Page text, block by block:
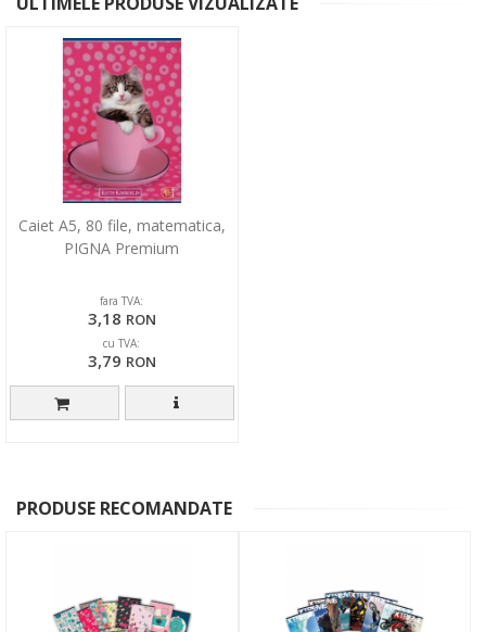
Caiet A5, 80 file, matematica,
PIGNA Premium
fara TVA:
3,18 RON
cu TVA:
3,79 RON
PRODUSE RECOMANDATE